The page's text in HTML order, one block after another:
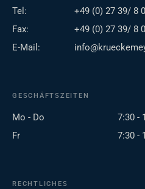
Tel:
+49 (0) 27 39/ 8
Fax:
+49 (0) 27 39/ 8
E-Mail:
GESCHÄFTSZEITEN
Mo - Do
7:30 -
Fr
7:30 -
RECHTLICHES